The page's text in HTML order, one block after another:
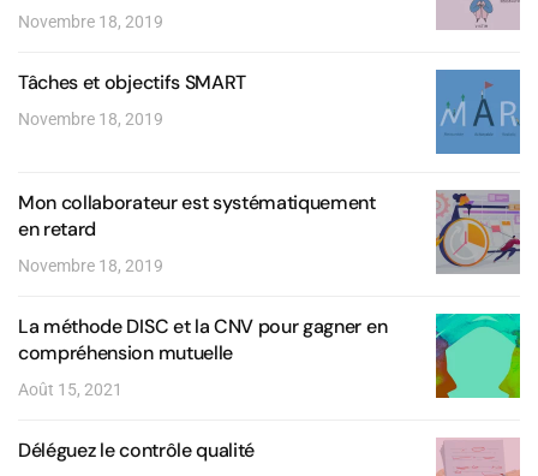
Novembre 18, 2019
Tâches et objectifs SMART
Novembre 18, 2019
Mon collaborateur est systématiquement
en retard
Novembre 18, 2019
La méthode DISC et la CNV pour gagner en
compréhension mutuelle
Août 15, 2021
Déléguez le contrôle qualité